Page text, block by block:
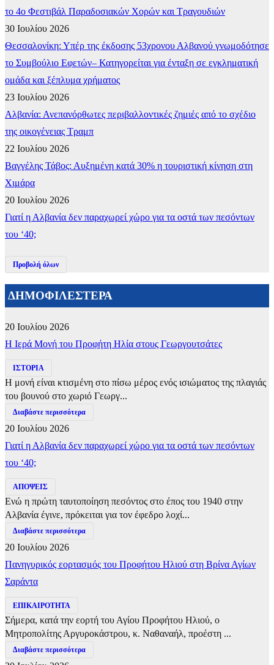
το 4ο Φεστιβάλ Παραδοσιακών Χορών και Τραγουδιών
30 Ιουλίου 2026
Θεσσαλονίκη: Υπέρ της έκδοσης 53χρονου Αλβανού γνωμοδότησε
το Συμβούλιο Εφετών– Κατηγορείται για ένταξη σε εγκληματική
ομάδα και ξέπλυμα χρήματος
23 Ιουλίου 2026
Αλβανία: Ανεπανόρθωτες περιβαλλοντικές ζημιές από το σχέδιο
της οικογένειας Τραμπ
22 Ιουλίου 2026
Βαγγέλης Τάβος: Αυξημένη κατά 30% η τουριστική κίνηση στη
Χιμάρα
20 Ιουλίου 2026
Γιατί η Αλβανία δεν παραχωρεί χώρο για τα οστά των πεσόντων
του ‘40;
Προβολή όλων
ΔΗΜΟΦΙΛΕΣΤΕΡΑ
20 Ιουλίου 2026
​Η Ιερά Μονή του Προφήτη Ηλία στους Γεωργουτσάτες
ΙΣΤΟΡΙΑ
Η μονή είναι κτισμένη στο πίσω μέρος ενός ισιώματος της πλαγιάς
του βουνού στο χωριό Γεωργ...
Διαβάστε περισσότερα
20 Ιουλίου 2026
Γιατί η Αλβανία δεν παραχωρεί χώρο για τα οστά των πεσόντων
του ‘40;
ΑΠΟΨΕΙΣ
Ενώ η πρώτη ταυτοποίηση πεσόντος στο έπος του 1940 στην
Αλβανία έγινε, πρόκειται για τον έφεδρο λοχί...
Διαβάστε περισσότερα
20 Ιουλίου 2026
Πανηγυρικός εορτασμός του Προφήτου Ηλιού στη Βρίνα Αγίων
Σαράντα
ΕΠΙΚΑΙΡΟΤΗΤΑ
Σήμερα, κατά την εορτή του Αγίου Προφήτου Ηλιού, ο
Μητροπολίτης Αργυροκάστρου, κ. Ναθαναήλ, προέστη ...
Διαβάστε περισσότερα